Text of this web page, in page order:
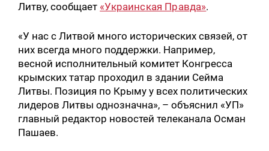
Литву, сообщает «Украинская Правда».
«У нас с Литвой много исторических связей, от
них всегда много поддержки. Например,
весной исполнительный комитет Конгресса
крымских татар проходил в здании Сейма
Литвы. Позиция по Крыму у всех политических
лидеров Литвы однозначна», – объяснил «УП»
главный редактор новостей телеканала Осман
Пашаев.